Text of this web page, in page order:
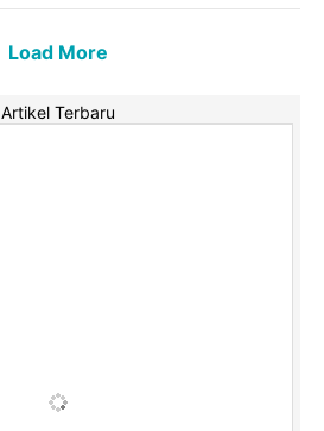
Load More
Artikel Terbaru